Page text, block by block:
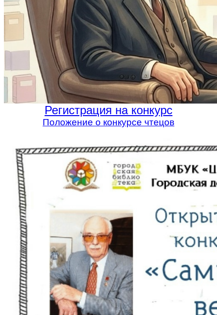
Регистрация на конкурс
Положение о конкурсе чтецов